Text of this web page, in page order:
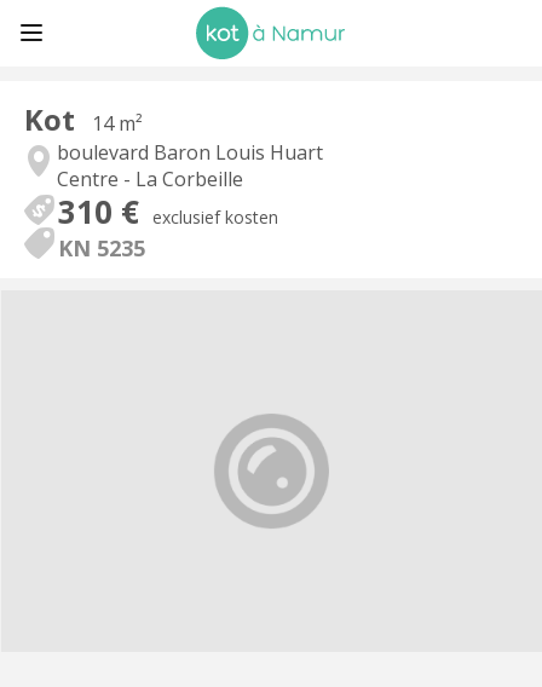
Kot
14 m²
boulevard Baron Louis Huart
Centre - La Corbeille
310 € exclusief kosten
KN 5235